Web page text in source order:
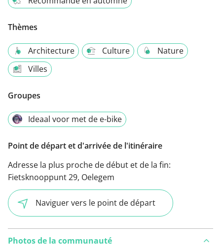
Thèmes
Architecture Culture
Nature
Villes
Groupes
Ideaal voor met de e-bike
Point de départ et d'arrivée de l'itinéraire
Adresse la plus proche de début et de la fin:
Fietsknooppunt 29, Oelegem
Naviguer vers le point de départ
Photos de la communauté